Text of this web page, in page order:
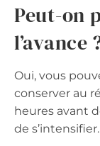
Peut-on
l’avance
Oui, vous
conserver au
heures avant
de s’intensifier.